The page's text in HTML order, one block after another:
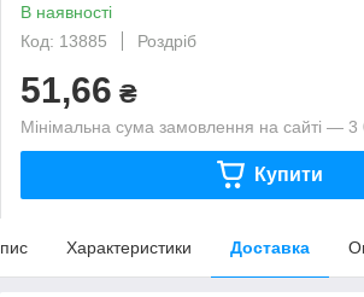
В наявності
Код: 13885
Роздріб
51,66 ₴
Мінімальна сума замовлення на сайті — 3
Купити
Характеристики Доставка